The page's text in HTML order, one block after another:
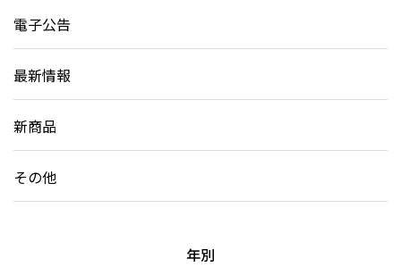
電子公告
最新情報
新商品
その他
年別